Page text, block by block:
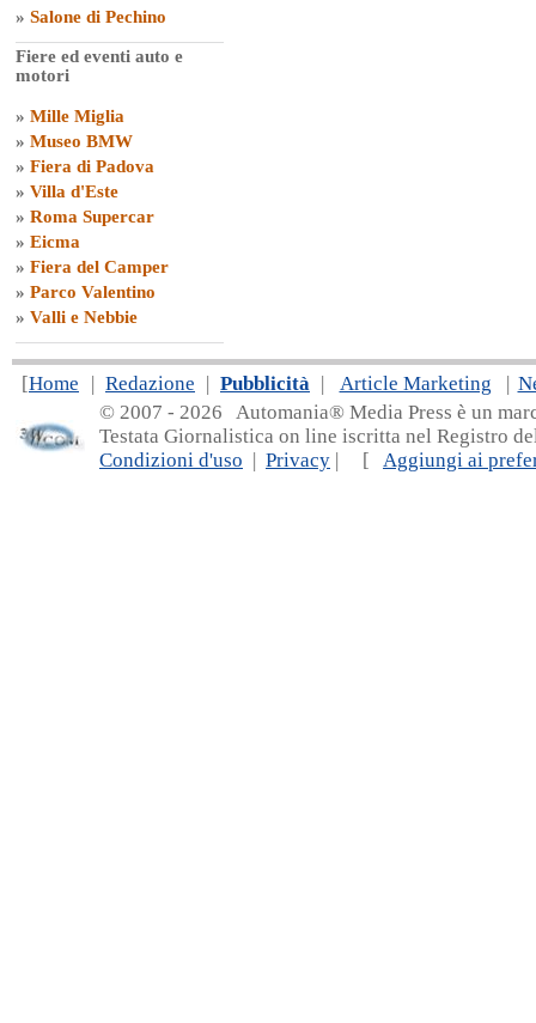
» Salone di Pechino
Fiere ed eventi auto e
motori
» Mille Miglia
» Museo BMW
» Fiera di Padova
» Villa d'Este
» Roma Supercar
» Eicma
» Fiera del Camper
» Parco Valentino
» Valli e Nebbie
[Home | Redazione | Pubblicità | Article Marketing |
© 2007 - 2026 Automania® Media Press è un
Testata Giornalistica on line iscritta nel Registro
Condizioni d'uso | Privacy | [ Aggiungi ai